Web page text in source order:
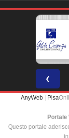
❮
AnyWeb Pisa
Portale
Questo portale